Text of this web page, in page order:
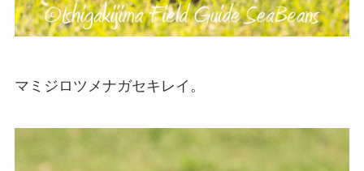
マミジロツメナガセキレイ。